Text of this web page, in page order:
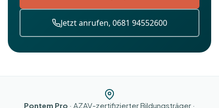
Jetzt anrufen, 0681 94552600
Pontem Pro · AZAV-zertifizierter Bildungsträger ·